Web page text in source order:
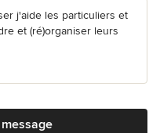
j'aide les particuliers et
et (ré)organiser leurs